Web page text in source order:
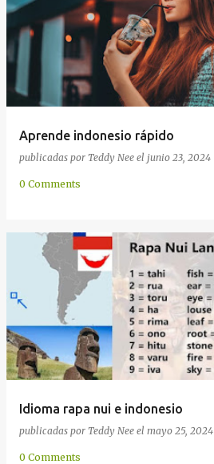
Aprende indonesio rápido
publicadas por Teddy Nee el junio 23, 2024
0 Comments
Idioma rapa nui e indonesio
publicadas por Teddy Nee el mayo 25, 2024
0 Comments